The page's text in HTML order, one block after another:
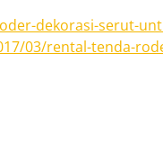
dekorasi-serut-
03/rental-tenda-